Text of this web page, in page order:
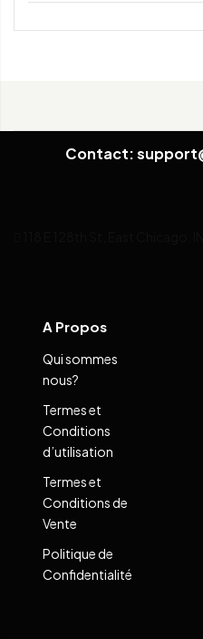
Contact:
A Propos
Qui sommes
nous?
Termes et
Conditions
d’utilisation
Termes et
Conditions de
Vente
Politique de
Confidentialité